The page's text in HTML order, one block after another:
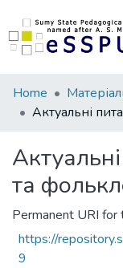
Communities
&
All of DSpace
Home
та
Permanent URI for
https://
9